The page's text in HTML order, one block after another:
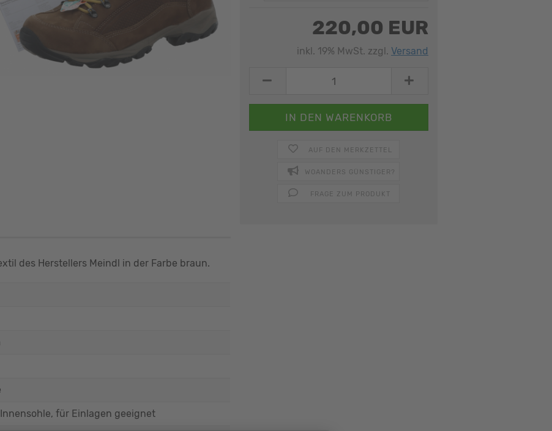
220,00 EUR
inkl. 19% MwSt. zzgl. Versand
AUF DEN MERKZETTEL
WOANDERS GÜNSTIGER?
FRAGE ZUM PRODUKT
des Herstellers Meindl in der Farbe braun.
für Einlagen geeignet